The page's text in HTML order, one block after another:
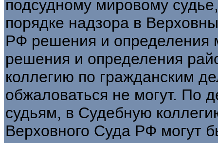
подсудному мировому
порядке надзора в
РФ решения и определения
решения и определения
коллегию по гражданским
обжаловаться не могут. По
судьям, в Судебную
Верховного Суда РФ могут